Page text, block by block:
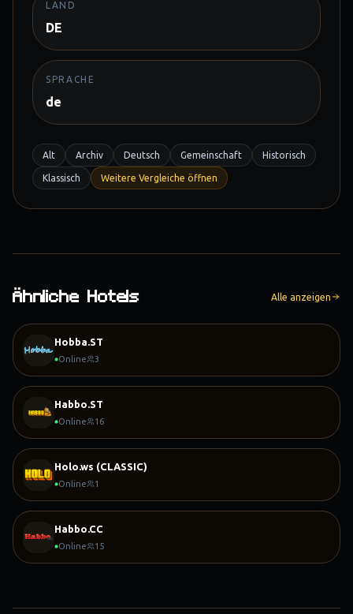
LAND
DE
SPRACHE
de
Alt Archiv Deutsch Gemeinschaft Historisch
Klassisch Weitere Vergleiche öffnen
Ähnliche Hotels Alle anzeigen
Hobba.ST
Online 3
Habbo.ST
Online 16
Holo.ws (CLASSIC)
Online 1
Habbo.CC
Online 15